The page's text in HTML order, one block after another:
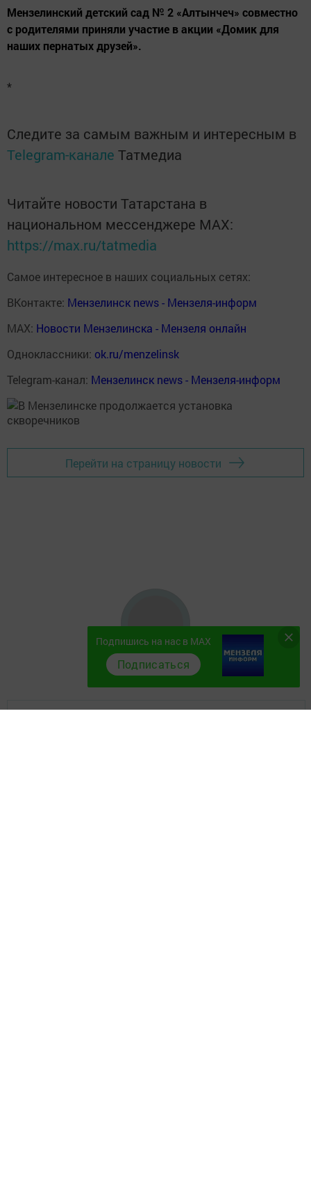
Мензелинский детский сад № 2 «Алтынчеч» совместно
с родителями приняли участие в акции «Домик для
наших пернатых друзей».
*
Следите за самым важным и интересным в
Telegram-канале Татмедиа
Читайте новости Татарстана в
национальном мессенджере MАХ:
https://max.ru/tatmedia
Самое интересное в наших социальных сетях:
ВКонтакте: Мензелинск news - Мензеля-информ
MAX: Новости Мензелинска - Мензеля онлайн
Одноклассники: ok.ru/menzelinsk
Telegram-канал: Мензелинск news - Мензеля-информ
Перейти на страницу новости
Подпишись на нас в MAX
Подписаться